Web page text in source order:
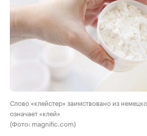
Слово «клейстер» заимствовано из
означает «клей»
(Фото: magnific.com)